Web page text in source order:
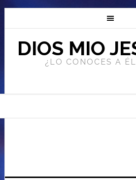
DIOS MIO
¿LO CONOCES A